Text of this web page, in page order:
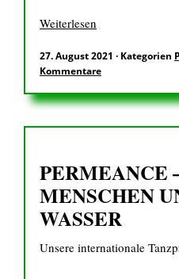
Weiterlesen
27. August 2021 · Kategorien
Kommentare
PERMEANCE
MENSCHEN
WASSER
Unsere internationale